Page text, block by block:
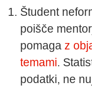
Študent
poišče
pomaga z
temami.
podatki, ne